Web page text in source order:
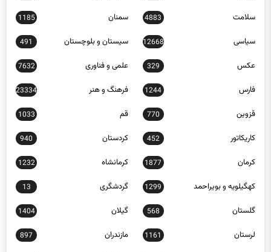
سلامت 4883 سمنان 1185
سیاسی 12668 سیستان و بلوچستان 491
عکس 329 علمی و فناوری 7632
فارس 1244 فرهنگ و هنر 23334
قزوین 770 قم 1033
کاریکاتور 452 کردستان 940
کرمان 1877 کرمانشاه 1232
کهگیلویه و بویراحمد 1299 گردشگری 13
گلستان 568 گیلان 1404
لرستان 1161 مازندران 897